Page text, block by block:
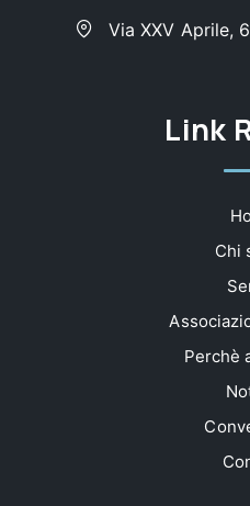
Via XXV Aprile,
Link
Chi
Perchè